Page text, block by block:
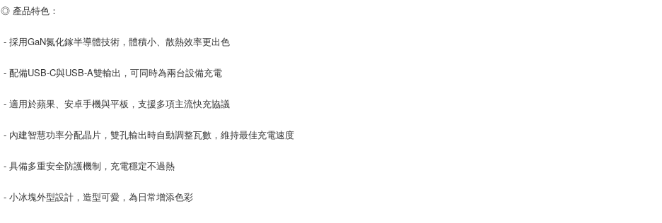
◎ 產品特色：
- 採用GaN氮化鎵半導體技術，體積小、散熱效率更出色
- 配備USB-C與USB-A雙輸出，可同時為兩台設備充電
- 適用於蘋果、安卓手機與平板，支援多項主流快充協議
- 內建智慧功率分配晶片，雙孔輸出時自動調整瓦數，維持最佳充電速度
- 具備多重安全防護機制，充電穩定不過熱
- 小冰塊外型設計，造型可愛，為日常增添色彩